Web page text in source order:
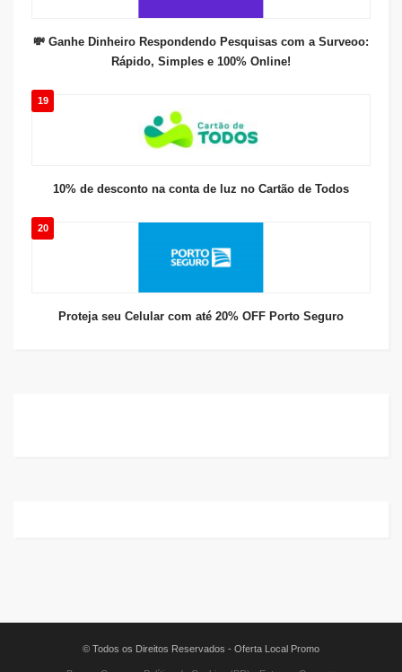
💸 Ganhe Dinheiro Respondendo Pesquisas com a Surveoo:
Rápido, Simples e 100% Online!
19
10% de desconto na conta de luz no Cartão de Todos
20
Proteja seu Celular com até 20% OFF Porto Seguro
© Todos os Direitos Reservados - Oferta Local Promo